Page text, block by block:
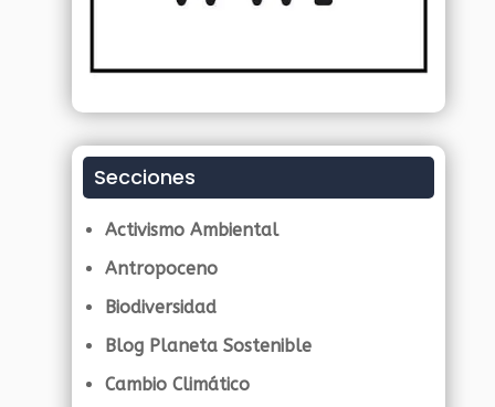
Secciones
Activismo Ambiental
Antropoceno
Biodiversidad
Blog Planeta Sostenible
Cambio Climático